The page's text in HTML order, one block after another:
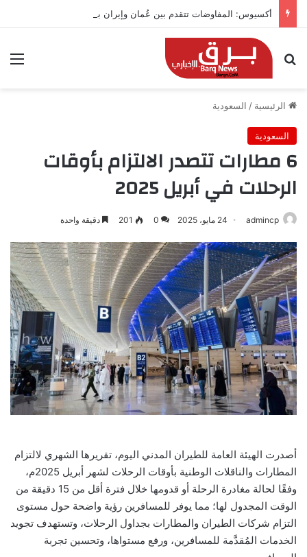
أكسيوس: المفاوضات تتقدم بين عُمان وإيران بشأن هرمز
بحث عن
الرئيسية / السعودية
السعودية
6 مطارات تتصدر الالتزام بأوقات
الرحلات في أبريل 2025
admincp 24 مايو، 2025 0
201 دقيقة واحدة
أصدرت الهيئة العامة للطيران المدني اليوم، تقريرها الشهري لالتزام
المطارات والناقلات الوطنية بأوقات الرحلات لشهر أبريل 2025م،
وفقًا لحالة مغادرة الرحلة أو قدومها خلال فترة أقل من 15 دقيقة من
الوقت المجدول لها؛ مما يوفر للمسافرين رؤية واضحة حول مستوى
التزام شركات الطيران والمطارات بجداول الرحلات، وتستهدف تجويد
الخدمات المُقدَّمة للمسافرين، ورفع مستواها، وتحسين تجربة